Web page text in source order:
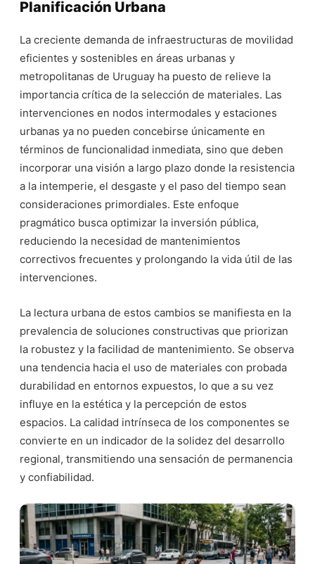
Planificación Urbana
La creciente demanda de infraestructuras de movilidad
eficientes y sostenibles en áreas urbanas y
metropolitanas de Uruguay ha puesto de relieve la
importancia crítica de la selección de materiales. Las
intervenciones en nodos intermodales y estaciones
urbanas ya no pueden concebirse únicamente en
términos de funcionalidad inmediata, sino que deben
incorporar una visión a largo plazo donde la resistencia
a la intemperie, el desgaste y el paso del tiempo sean
consideraciones primordiales. Este enfoque
pragmático busca optimizar la inversión pública,
reduciendo la necesidad de mantenimientos
correctivos frecuentes y prolongando la vida útil de las
intervenciones.
La lectura urbana de estos cambios se manifiesta en la
prevalencia de soluciones constructivas que priorizan
la robustez y la facilidad de mantenimiento. Se observa
una tendencia hacia el uso de materiales con probada
durabilidad en entornos expuestos, lo que a su vez
influye en la estética y la percepción de estos
espacios. La calidad intrínseca de los componentes se
convierte en un indicador de la solidez del desarrollo
regional, transmitiendo una sensación de permanencia
y confiabilidad.